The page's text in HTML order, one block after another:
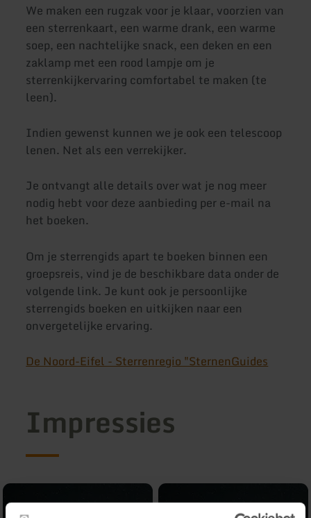
We maken een rugzak voor je klaar, voorzien van
een sterrenkaart, een warme drank, een warme
soep, een nachtelijke snack, een deken en een
zaklamp met een rood lampje om je
sterrenkijkervaring comfortabel te maken (te
leen).
Indien gewenst kunnen we je ook een telescoop
lenen. Net als een verrekijker.
Je ontvangt alle details over wat je nog meer
nodig hebt voor deze aanbieding per e-mail na
het boeken.
Om je sterrengids apart te boeken binnen een
groepsreis, vind je de beschikbare data onder de
volgende link. Je kunt ook je persoonlijke
sterrengids boeken en uitkijken naar een
onvergetelijke ervaring.
De Noord-Eifel - Sterrenregio "SternenGuides
Impressies